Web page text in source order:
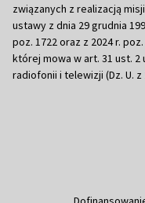
związanych z realizacją
ustawy z dnia 29 grudnia
poz. 1722 oraz z 2024 r.
której mowa w art. 31 ust. 2
radiofonii i telewizji (Dz. U. z